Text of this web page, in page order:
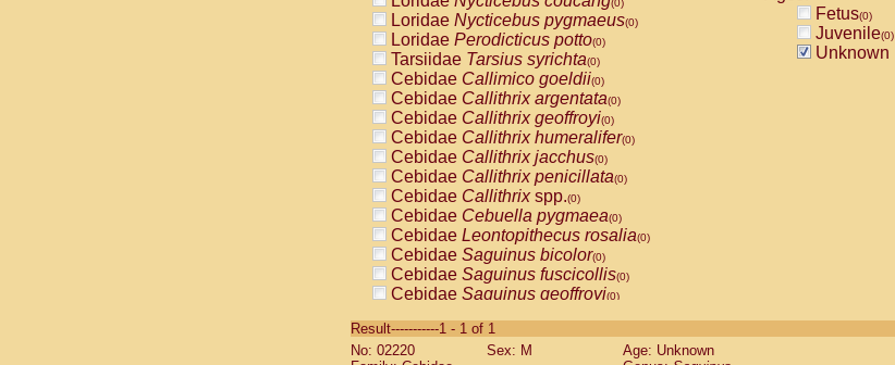
(0)
Loridae Nycticebus pygmaeus(0)
Loridae Perodicticus potto(0)
Tarsiidae Tarsius syrichta(0)
Cebidae Callimico goeldii(0)
Cebidae Callithrix argentata(0)
Cebidae Callithrix geoffroyi(0)
Cebidae Callithrix humeralifer(0)
Cebidae Callithrix jacchus(0)
Cebidae Callithrix penicillata(0)
Cebidae Callithrixspp.(0)
Cebidae Cebuella pygmaea(0)
Cebidae Leontopithecus rosalia(0)
Cebidae Saguinus bicolor(0)
Cebidae Saguinus fuscicollis(0)
Cebidae Saguinus geoffroyi(0)
CebidaeSaguinus labiatus(0)
Cebidae Saguinus leucopus (0)
Fetus(0)
Juvenile(0)
Unknown
Result-----------1 - 1 of 1
No: 02220
Sex: M
Age: Unknown